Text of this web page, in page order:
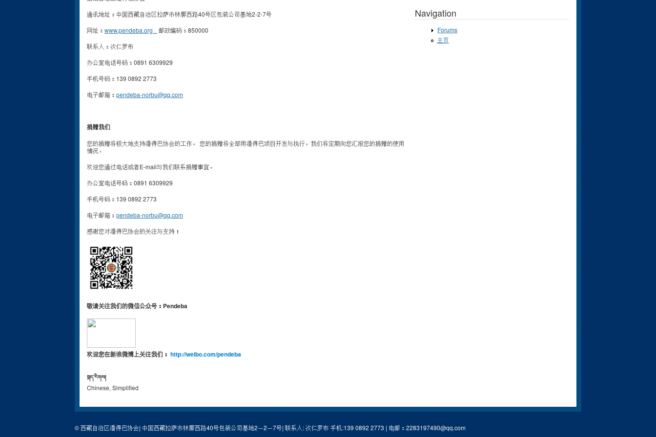
通讯地址：中国西藏自治区拉萨市林廓西路40号区包装公司基地2-2-7号
网址： www.pendeba.org
邮政编码：850000
联系人：次仁罗布
办公室电话号码：0891 6309929
手机号码：139 0892 2773
电子邮箱： pendeba-norbu@qq.com
捐赠我们
您的捐赠将极大地支持潘得巴协会的工作。 您的捐赠将全部用潘得巴项目开发与执行。我们将定期向您汇报您的捐赠的使用
情况。
欢迎您通过电话或者E-mail与我们联系捐赠事宜。
办公室电话号码：0891 6309929
手机号码：139 0892 2773
电子邮箱： pendeba-norbu@qq.com
感谢您对潘得巴协会的关注与支持！
敬请关注我们的微信公众号：Pendeba
欢迎您在新浪微博上关注我们： http://weibo.com/pendeba
སྐད་རིགས།
Chinese, Simplified
Navigation
Forums
主页
© 西藏自治区潘得巴协会| 中国西藏拉萨市林廓西路40号包装公司基地2－2－7号| 联系人: 次仁罗布 手机:139 0892 2773 | 电邮： 2283197490@qq.com